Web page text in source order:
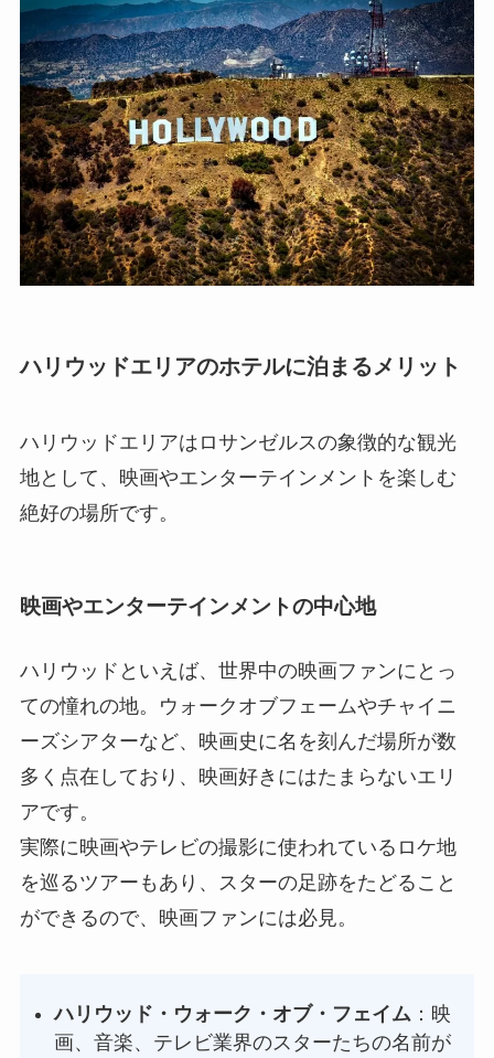
ハリウッドエリアのホテルに泊まるメリット
ハリウッドエリアはロサンゼルスの象徴的な観光
地として、映画やエンターテインメントを楽しむ
絶好の場所です。
映画やエンターテインメントの中心地
ハリウッドといえば、世界中の映画ファンにとっ
ての憧れの地。ウォークオブフェームやチャイニ
ーズシアターなど、映画史に名を刻んだ場所が数
多く点在しており、映画好きにはたまらないエリ
アです。
実際に映画やテレビの撮影に使われているロケ地
を巡るツアーもあり、スターの足跡をたどること
ができるので、映画ファンには必見。
ハリウッド・ウォーク・オブ・フェイム ：映
画、音楽、テレビ業界のスターたちの名前が